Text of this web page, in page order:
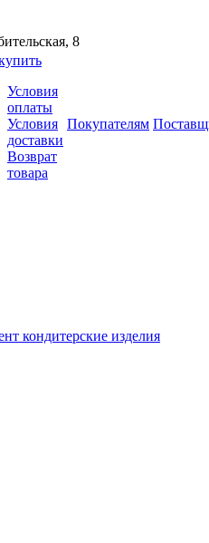
8
Условия
оплаты
Условия
доставки
Возврат
товара
Покупателям
кондитерские изделия